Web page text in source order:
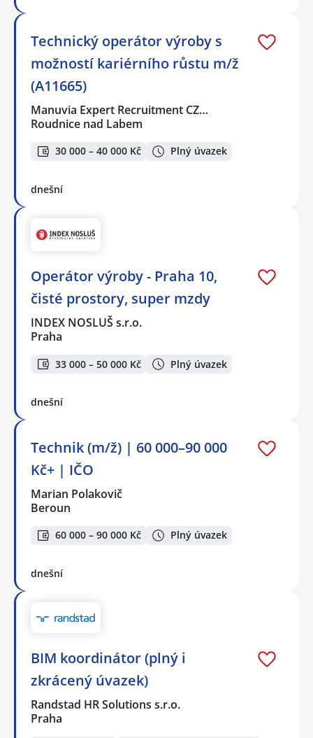
Technický operátor výroby s
možností kariérního růstu m/ž
(A11665)
Manuvia Expert Recruitment CZ…
Roudnice nad Labem
30 000 – 40 000 Kč Plný úvazek
dnešní
Operátor výroby - Praha 10,
čisté prostory, super mzdy
INDEX NOSLUŠ s.r.o.
Praha
33 000 – 50 000 Kč Plný úvazek
dnešní
Technik (m/ž) | 60 000–90 000
Kč+ | IČO
Marian Polakovič
Beroun
60 000 – 90 000 Kč Plný úvazek
dnešní
BIM koordinátor (plný i
zkrácený úvazek)
Randstad HR Solutions s.r.o.
Praha